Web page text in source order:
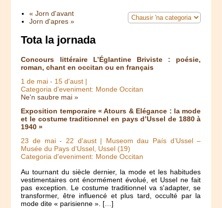
« Jorn d'avant
Jorn d'apres »
Tota la jornada
Concours littéraire L’Églantine Briviste : poésie,
roman, chant en occitan ou en français
1 de mai - 15 d'aust |
Categoria d'eveniment: Monde Occitan
Ne'n saubre mai »
Exposition temporaire « Atours & Elégance : la mode
et le costume traditionnel en pays d’Ussel de 1880 à
1940 »
23 de mai- 22 d'aust| Museom dau País d’Ussel –
Musée du Pays d’Ussel, Ussel (19)
Categoria d'eveniment: Monde Occitan
Au tournant du siècle dernier, la mode et les habitudes
vestimentaires ont énormément évolué, et Ussel ne fait
pas exception. Le costume traditionnel va s'adapter, se
transformer, être influencé et plus tard, occulté par la
mode dite « parisienne ». […]